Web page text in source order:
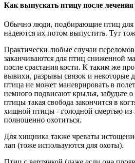
Как выпускать птицу после лечения
Обычно люди, подбирающие птиц для
надеются их потом выпустить. Тут
Практически любые случаи
заканчиваются для птиц сниженной
после срастания кости. К таким же
вывихи, разрывы связок и некоторые
птица не может маневрировать в
немного подвисают крылья, забудьте
птицы такая свобода закончится в
хищной птицы - голодной смертью из-
полноценно охотиться.
Для хищника также чреваты
лап (тоже используются для охоты).